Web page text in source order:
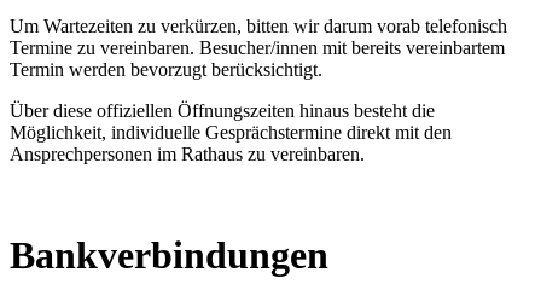
Um Wartezeiten zu verkürzen, bitten wir darum vorab telefonisch
Termine zu vereinbaren. Besucher/innen mit bereits vereinbartem
Termin werden bevorzugt berücksichtigt.
Über diese offiziellen Öffnungszeiten hinaus besteht die
Möglichkeit, individuelle Gesprächstermine direkt mit den
Ansprechpersonen im Rathaus zu vereinbaren.
Bankverbindungen